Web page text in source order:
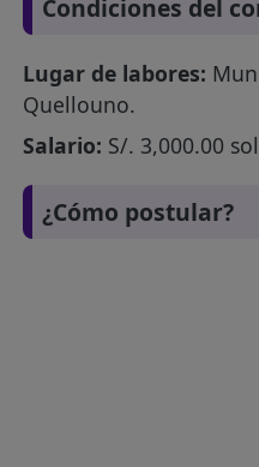
Condiciones del
Lugar de labores:
Quellouno.
Salario: S/. 3,000.00
¿Cómo postular?